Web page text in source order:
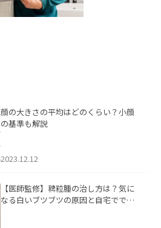
顔の大きさの平均はどのくらい？小顔
の基準も解説
2023.12.12
【医師監修】稗粒腫の治し方は？気に
なる白いブツブツの原因と自宅ででき